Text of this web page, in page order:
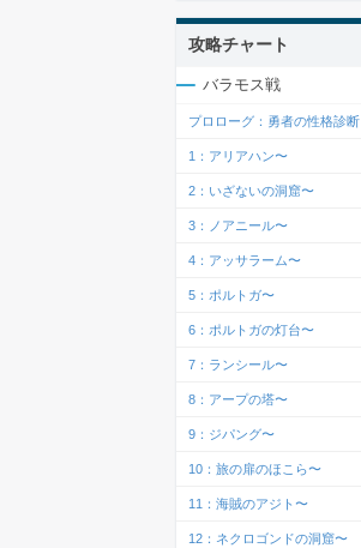
攻略チャート
バラモス戦
プロローグ：勇者の性格診断
1：アリアハン〜
2：いざないの洞窟〜
3：ノアニール〜
4：アッサラーム〜
5：ポルトガ〜
6：ポルトガの灯台〜
7：ランシール〜
8：アープの塔〜
9：ジパング〜
10：旅の扉のほこら〜
11：海賊のアジト〜
12：ネクロゴンドの洞窟〜